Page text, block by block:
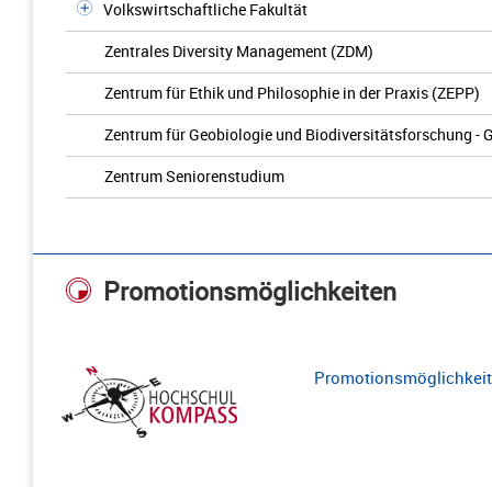
Volkswirtschaftliche Fakultät
Zentrales Diversity Management (ZDM)
Zentrum für Ethik und Philosophie in der Praxis (ZEPP)
Zentrum für Geobiologie und Biodiversitätsforschung -
Zentrum Seniorenstudium
Promotionsmöglichkeiten